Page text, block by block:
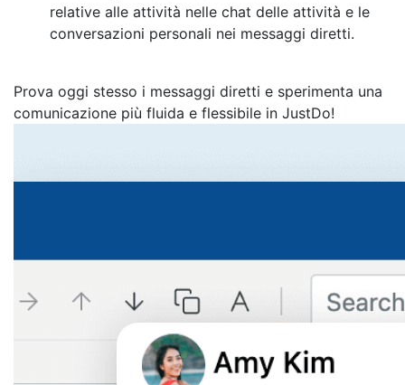
relative alle attività nelle chat delle attività e le
conversazioni personali nei messaggi diretti.
Prova oggi stesso i messaggi diretti e sperimenta una
comunicazione più fluida e flessibile in JustDo!